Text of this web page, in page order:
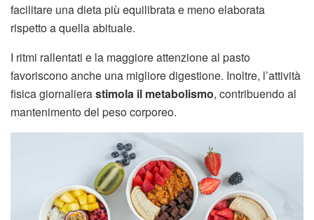
facilitare una dieta più equilibrata e meno elaborata
rispetto a quella abituale.
I ritmi rallentati e la maggiore attenzione al pasto
favoriscono anche una migliore digestione. Inoltre, l’attività
fisica giornalierastimola il metabolismo, contribuendo al
mantenimento del peso corporeo.